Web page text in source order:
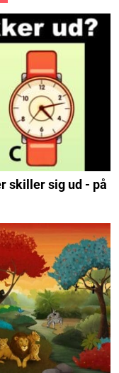
skiller sig ud - på